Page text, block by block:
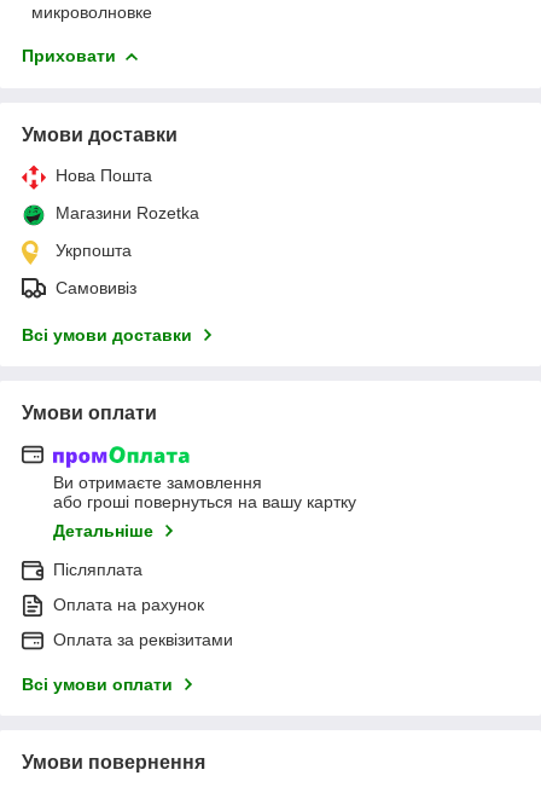
микроволновке
Приховати
Умови доставки
Нова Пошта
Магазини Rozetka
Укрпошта
Самовивіз
Всі умови доставки
Умови оплати
Ви отримаєте замовлення
або гроші повернуться на вашу картку
Детальніше
Післяплата
Оплата на рахунок
Оплата за реквізитами
Всі умови оплати
Умови повернення